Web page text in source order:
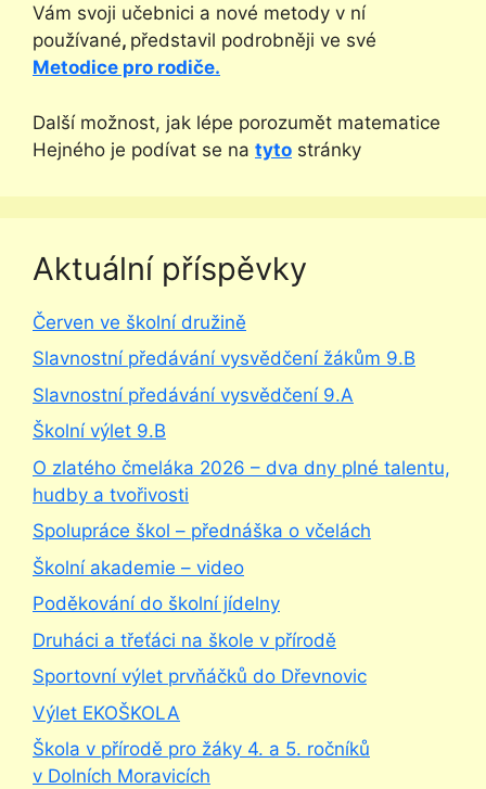
Vám svoji učebnici a nové metody v ní
používané, představil podrobněji ve své
Metodice pro rodiče.
Další možnost, jak lépe porozumět matematice
Hejného je podívat se na tyto stránky
Aktuální příspěvky
Červen ve školní družině
Slavnostní předávání vysvědčení žákům 9.B
Slavnostní předávání vysvědčení 9.A
Školní výlet 9.B
O zlatého čmeláka 2026 – dva dny plné talentu,
hudby a tvořivosti
Spolupráce škol – přednáška o včelách
Školní akademie – video
Poděkování do školní jídelny
Druháci a třeťáci na škole v přírodě
Sportovní výlet prvňáčků do Dřevnovic
Výlet EKOŠKOLA
Škola v přírodě pro žáky 4. a 5. ročníků
v Dolních Moravicích